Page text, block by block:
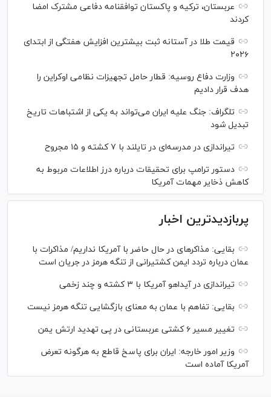
عربستان، ترکیه و پاکستان توافقنامه دفاعی مشترک امضا
کردند
قیمت طلا در آستانه ثبت بیشترین افزایش هفتگی از ابتدای
۲۰۲۶
وزارت دفاع روسیه: قطار حامل تجهیزات نظامی اوکراین را
هدف قرار دادیم
تلگراف: جنگ علیه ایران می‌تواند به یکی از اشتباهات تاریخ
تبدیل شود
تیراندازی در مدرسه‌ای در تایلند با ۷ کشته و ۱۵ مجروح
دستور ترامپ برای تحقیقات درباره درز اطلاعات مربوط به
کاهش ذخایر مهمات آمریکا
پربازدیدترین اخبار
بقایی: مذاکره‎ای در حال حاضر با آمریکا نداریم/ مذاکرات با
عمان درباره تردد ایمن کشتیرانی از تنگه هرمز در جریان است
تیراندازی در آیداهو آمریکا با ۳ کشته و چند زخمی
بقایی: تفاهم با عمان به معنای بازگشایی تنگه هرمز نیست
تغییر مسیر ۶ کشتی عربستانی در پی تهدید ارتش یمن
وزیر امور خارجه: ایران برای پاسخ قاطع به هرگونه تعرض
آمریکا آماده است